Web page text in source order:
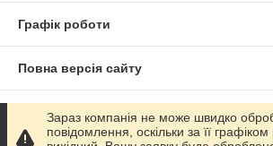
Графік роботи
Повна версія сайту
Сайт створено на маркетплейсі Prom.ua
Зараз компанія не може швидко
повідомлення, оскільки за її